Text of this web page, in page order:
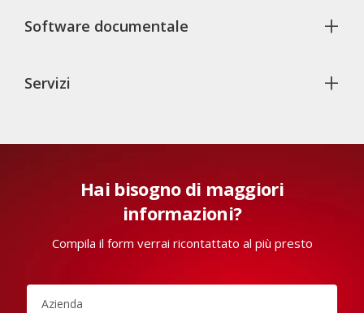
Software documentale +
Servizi +
Hai bisogno di maggiori
informazioni?
Compila il form verrai ricontattato al più presto